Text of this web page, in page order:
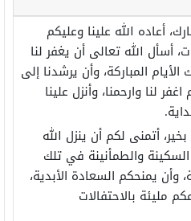
أعاده الله علينا وعليكم
أسأل الله تعالى أن يغفر لنا
المباركة، وأن يرشدنا إلى
لنا وارحمنا، وأنزل علينا
أتمنى لكم أن ينزل الله
والطمأنينة في تلك
وأن يمنحكم السعادة الأبدية،
مليئة بالاحتفالات